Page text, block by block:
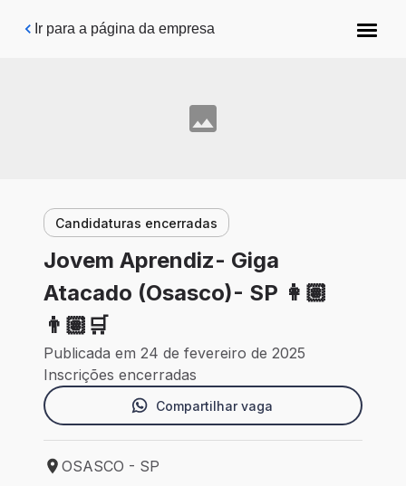
Pular para o conteúdo principal
Ir para a página da empresa
Candidaturas encerradas
Jovem Aprendiz- Giga
Atacado (Osasco)- SP 👩🏽
👨🏽🛒
Publicada em 24 de fevereiro de 2025
Inscrições encerradas
Compartilhar vaga
Local de trabalho: OSASCO - SP
OSASCO - SP